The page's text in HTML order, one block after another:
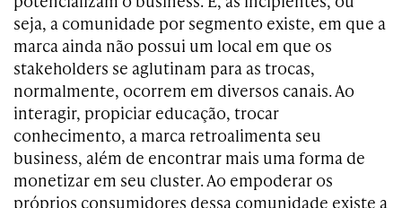
seja, a comunidade por segmento existe, em que a
marca ainda não possui um local em que os
stakeholders se aglutinam para as trocas,
normalmente, ocorrem em diversos canais. Ao
interagir, propiciar educação, trocar
conhecimento, a marca retroalimenta seu
business, além de encontrar mais uma forma de
monetizar em seu cluster. Ao empoderar os
próprios consumidores dessa comunidade existe a